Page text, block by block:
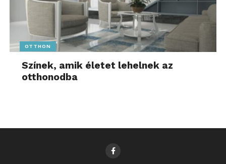
OTTHON
Színek, amik életet lehelnek az
otthonodba